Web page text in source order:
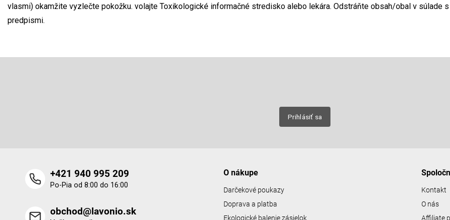
vlasmi) okamžite vyzlečte pokožku. volajte Toxikologické informačné stredisko alebo lekára. Odstráňte obsah/obal v súlade
predpismi.
Prihlásiť sa
+421 940 995 209
Po-Pia od 8:00 do 16:00
obchod@lavonio.sk
O nákupe
Darčekové poukazy
Doprava a platba
Ekologické balenie zásielok
Kontakt
O nás
Affiliate